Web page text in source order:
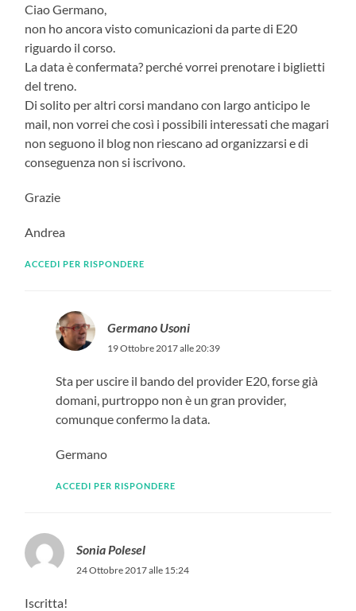
Ciao Germano,
non ho ancora visto comunicazioni da parte di E20
riguardo il corso.
La data è confermata? perché vorrei prenotare i biglietti
del treno.
Di solito per altri corsi mandano con largo anticipo le
mail, non vorrei che così i possibili interessati che magari
non seguono il blog non riescano ad organizzarsi e di
conseguenza non si iscrivono.
Grazie
Andrea
ACCEDI PER RISPONDERE
Germano Usoni
19 Ottobre 2017 alle 20:39
Sta per uscire il bando del provider E20, forse già
domani, purtroppo non è un gran provider,
comunque confermo la data.
Germano
ACCEDI PER RISPONDERE
Sonia Polesel
24 Ottobre 2017 alle 15:24
Iscritta!